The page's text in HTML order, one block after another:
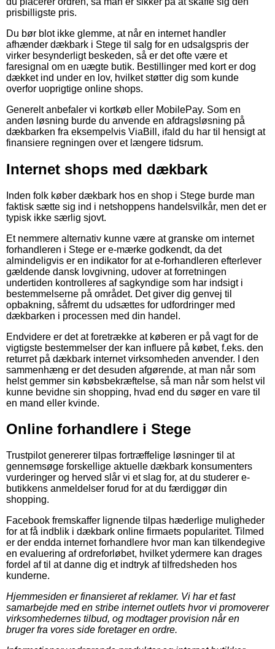
prisbilligste pris.
Du bør blot ikke glemme, at når en internet handler
afhænder dækbark i Stege til salg for en udsalgspris der
virker besynderligt beskeden, så er det ofte være et
faresignal om en uægte butik. Bestillinger med kort er dog
dækket ind under en lov, hvilket støtter dig som kunde
overfor uoprigtige online shops.
Generelt anbefaler vi kortkøb eller MobilePay. Som en
anden løsning burde du anvende en afdragsløsning på
dækbarken fra eksempelvis ViaBill, ifald du har til hensigt at
finansiere regningen over et længere tidsrum.
Internet shops med dækbark
Inden folk køber dækbark hos en shop i Stege burde man
faktisk sætte sig ind i netshoppens handelsvilkår, men det er
typisk ikke særlig sjovt.
Et nemmere alternativ kunne være at granske om internet
forhandleren i Stege er e-mærke godkendt, da det
almindeligvis er en indikator for at e-forhandleren efterlever
gældende dansk lovgivning, udover at forretningen
undertiden kontrolleres af sagkyndige som har indsigt i
bestemmelserne på området. Det giver dig genvej til
opbakning, såfremt du udsættes for udfordringer med
dækbarken i processen med din handel.
Endvidere er det at foretrække at køberen er på vagt for de
vigtigste bestemmelser der kan influere på købet, f.eks. den
returret på dækbark internet virksomheden anvender. I den
sammenhæng er det desuden afgørende, at man når som
helst gemmer sin købsbekræftelse, så man når som helst vil
kunne bevidne sin shopping, hvad end du søger en vare til
en mand eller kvinde.
Online forhandlere i Stege
Trustpilot genererer tilpas fortræffelige løsninger til at
gennemsøge forskellige aktuelle dækbark konsumenters
vurderinger og herved slår vi et slag for, at du studerer e-
butikkens anmeldelser forud for at du færdiggør din
shopping.
Facebook fremskaffer lignende tilpas hæderlige muligheder
for at få indblik i dækbark online firmaets popularitet. Tilmed
er der endda internet forhandlere hvor man kan tilkendegive
en evaluering af ordreforløbet, hvilket ydermere kan drages
fordel af til at danne dig et indtryk af tilfredsheden hos
kunderne.
Hjemmesiden er finansieret af reklamer. Vi har et fast
samarbejde med en stribe internet outlets hvor vi promoverer
virksomhedernes tilbud, og modtager provision når en
bruger fra vores side foretager en ordre.